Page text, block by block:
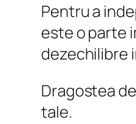
Pentru a
este o parte
dezechilibre
Dragostea
tale.